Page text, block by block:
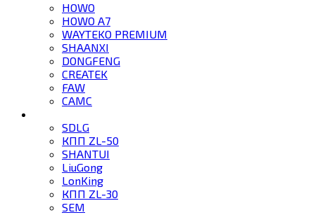
HOWO
HOWO A7
WAYTEKO PREMIUM
SHAANXI
DONGFENG
CREATEK
FAW
CAMC
SDLG
КПП ZL-50
SHANTUI
LiuGong
LonKing
КПП ZL-30
SEM